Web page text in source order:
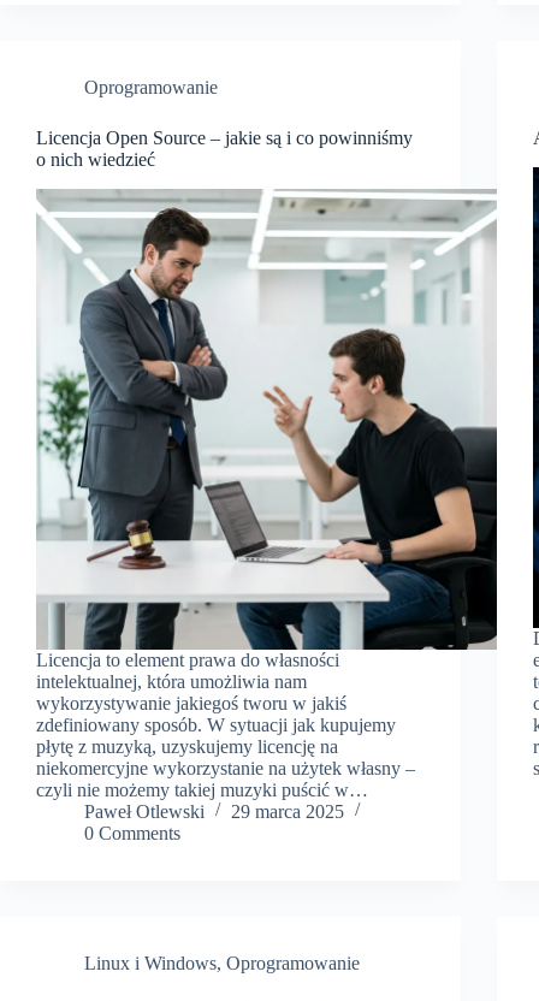
Oprogramowanie
Licencja Open Source – jakie są i co powinniśmy
o nich wiedzieć
Licencja to element prawa do własności
intelektualnej, która umożliwia nam
wykorzystywanie jakiegoś tworu w jakiś
zdefiniowany sposób. W sytuacji jak kupujemy
płytę z muzyką, uzyskujemy licencję na
niekomercyjne wykorzystanie na użytek własny –
czyli nie możemy takiej muzyki puścić w…
Paweł Otlewski
29 marca 2025
0 Comments
Linux i Windows, Oprogramowanie